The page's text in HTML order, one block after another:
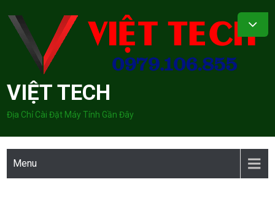
content
VIỆT TECH
Địa Chỉ Cài Đặt Máy Tính Gần Đây
Menu